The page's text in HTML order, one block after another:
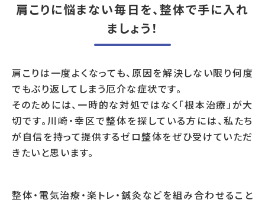
肩こりに悩まない毎日を、整体で手に入れ
ましょう！
肩こりは一度よくなっても、原因を解決しない限り何度
でもぶり返してしまう厄介な症状です。
そのためには、一時的な対処ではなく「根本治療」が大
切です。川崎・幸区で整体を探している方には、私たち
が自信を持って提供するゼロ整体をぜひ受けていただ
きたいと思います。
整体・電気治療・楽トレ・鍼灸などを組み合わせること